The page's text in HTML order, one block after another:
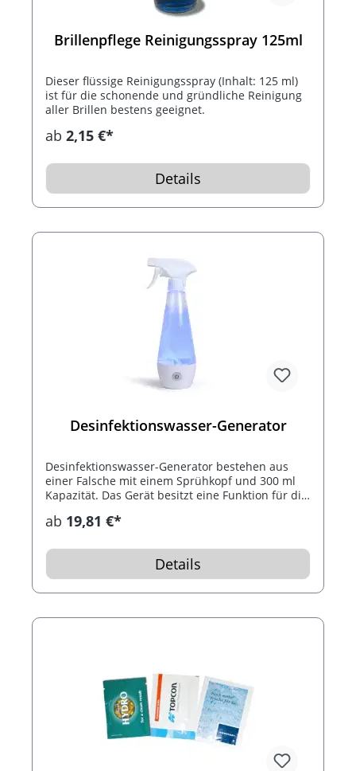
Brillenpflege Reinigungsspray 125ml
Dieser flüssige Reinigungsspray (Inhalt: 125 ml)
ist für die schonende und gründliche Reinigung
aller Brillen bestens geeignet.
ab 2,15 €*
Details
Desinfektionswasser-Generator
Desinfektionswasser-Generator bestehen aus
einer Falsche mit einem Sprühkopf und 300 ml
Kapazität. Das Gerät besitzt eine Funktion für die
ein natürliches und ungiftiges
Elektrolyse einer Salzwasserlösung (Salz und
Wasser). Ermöglicht die Desinfektion von
schädlichen Mikroorganismen wie Bakterien und
Schimmelpilzen. Ein Mikro-USB Netzkabel und
ab 19,81 €*
Details